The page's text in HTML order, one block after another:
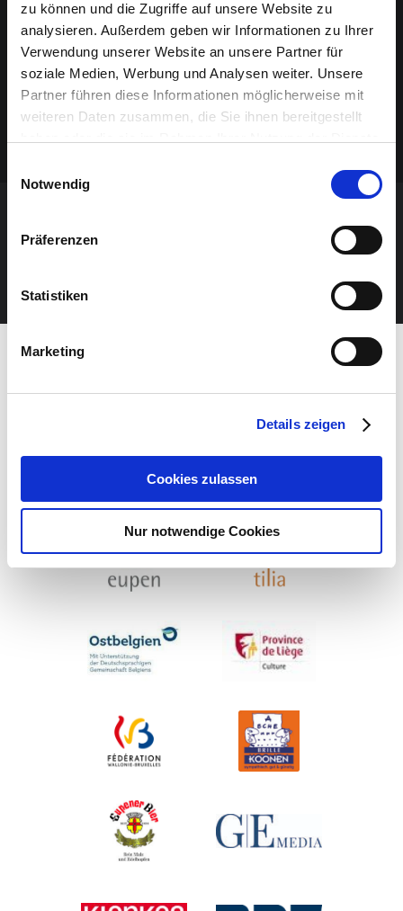
zu können und die Zugriffe auf unsere Website zu
analysieren. Außerdem geben wir Informationen zu Ihrer
Verwendung unserer Website an unsere Partner für
soziale Medien, Werbung und Analysen weiter. Unsere
Partner führen diese Informationen möglicherweise mit
weiteren Daten zusammen, die Sie ihnen bereitgestellt
Notwendig
Präferenzen
Statistiken
Marketing
Details zeigen
Cookies zulassen
Nur notwendige Cookies
NE MANQUEZ AUCUN ÉVÉNEMENT!